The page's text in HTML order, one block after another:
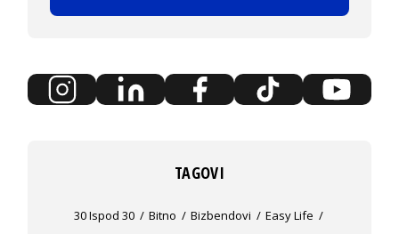
TAGOVI
30 Ispod 30 Bitno Bizbendovi
Easy Life